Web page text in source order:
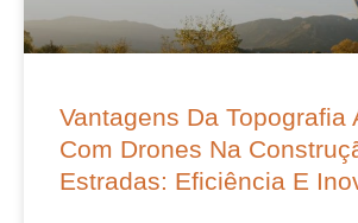
Vantagens Da Topografia
Com Drones Na
Estradas: Eficiência E